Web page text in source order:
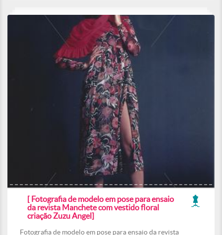
[ Fotografia de modelo em pose para ensaio
da revista Manchete com vestido floral
criação Zuzu Angel]
Fotografia de modelo em pose para ensaio da revista